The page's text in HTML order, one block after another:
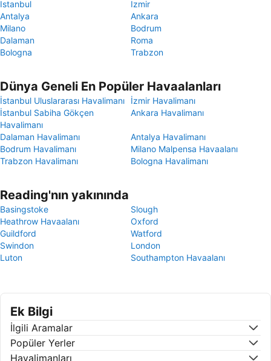
Istanbul
Izmir
Antalya
Ankara
Milano
Bodrum
Dalaman
Roma
Bologna
Trabzon
Dünya Geneli En Popüler Havaalanları
İstanbul Uluslararası Havalimanı
İzmir Havalimanı
İstanbul Sabiha Gökçen
Havalimanı
Ankara Havalimanı
Dalaman Havalimanı
Antalya Havalimanı
Bodrum Havalimanı
Milano Malpensa Havaalanı
Trabzon Havalimanı
Bologna Havalimanı
Reading'nın yakınında
Basingstoke
Slough
Heathrow Havaalanı
Oxford
Guildford
Watford
Swindon
London
Luton
Southampton Havaalanı
Ek Bilgi
İlgili Aramalar
Popüler Yerler
Havalimanları